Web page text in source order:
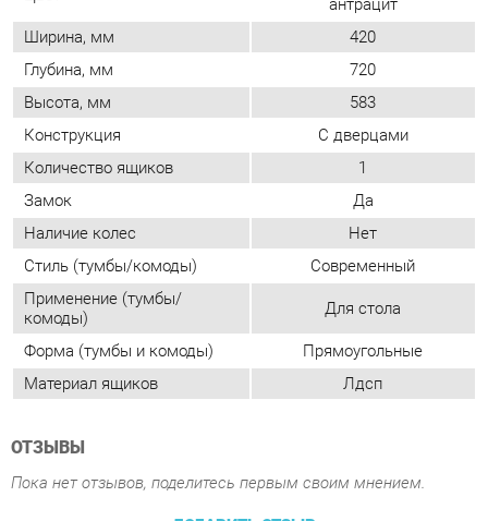
Количество ящиков
1
Замок
Да
Наличие колес
Нет
Стиль (тумбы/комоды)
Современный
Применение (тумбы/
комоды) Для стола
Форма (тумбы и комоды)
Прямоугольные
Лдсп
ОТЗЫВЫ
Пока нет отзывов, поделитесь первым своим мнением.
ДОБАВИТЬ ОТЗЫВ
ПОХОЖИЕ ТОВАРЫ